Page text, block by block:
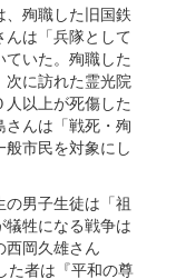
殉職した旧国鉄
は「兵隊として
いた。殉職した
次に訪れた霊光院
人以上が死傷した
さんは「戦死・殉
市民を対象にし
男子生徒は「祖
牲になる戦争は
西岡久雄さん
た者は『平和の尊